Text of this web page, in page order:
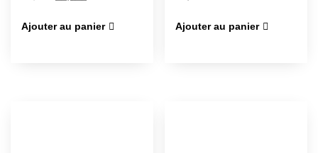
Ajouter au panier Ajouter au panier